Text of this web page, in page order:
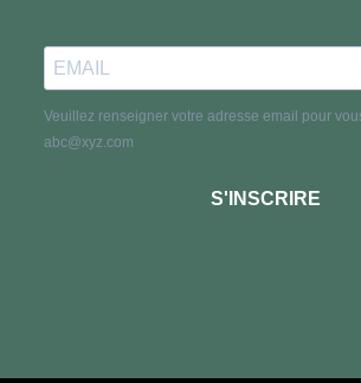
Veuillez renseigner votre adresse email pour
abc@xyz.com
S'INSCRIRE